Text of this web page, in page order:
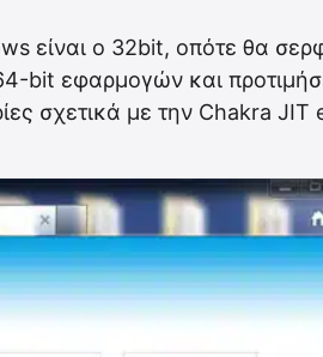
είναι ο 32bit, οπότε θα
bit εφαρμογών και
σχετικά με την Chakra JIT